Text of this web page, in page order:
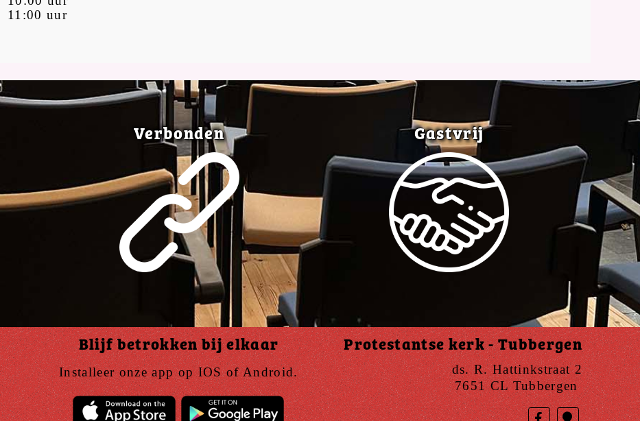
uur
Verbonden Gastvrij
Blijf betrokken bij elkaar
Installeer onze app op IOS of Android.
Protestantse kerk - Tubbergen
ds. R. Hattinkstraat 2
7651 CL Tubbergen